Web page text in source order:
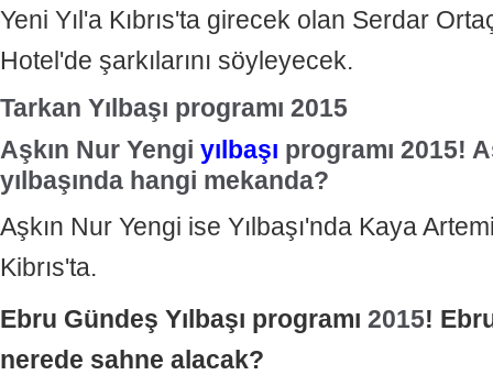
Yeni Yıl'a Kıbrıs'ta girecek olan Serdar
Hotel'de şarkılarını söyleyecek.
Tarkan Yılbaşı programı 2015
Aşkın Nur Yengi yılbaşı programı 2015!
yılbaşında hangi mekanda?
Aşkın Nur Yengi ise Yılbaşı'nda Kaya
Kibrıs'ta.
Ebru Gündeş Yılbaşı programı 2015!
nerede sahne alacak?